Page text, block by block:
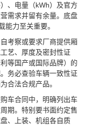
、电量（kWh）及官方
需求并留有余量。底盘
能力至关重要。
考察或要求厂商提供厢
艺、厚度及密封性证
等国产或国际品牌）的
务必查验车辆一致性证
合法合规产品。
车合同中，明确列出车
期。特别要书面约定售
、上装、机组各自质